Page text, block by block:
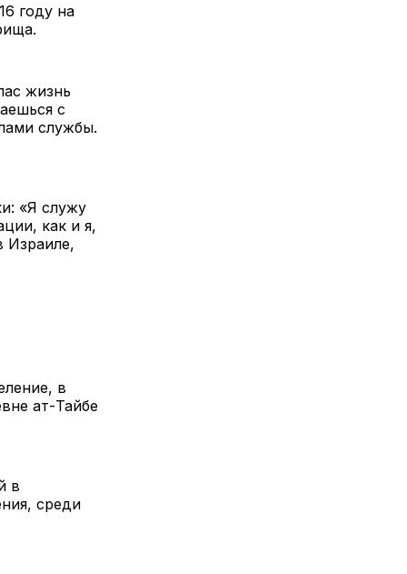
году на
жизнь
с
службы.
«Я служу
как и я,
Израиле,
в
ат-Тайбе
в
среди